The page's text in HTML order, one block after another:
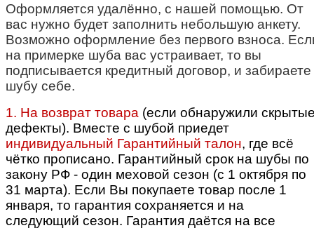
Оформляется удалённо, с нашей помощью. От
вас нужно будет заполнить небольшую анкету.
Возможно оформление без первого взноса.
на примерке шуба вас устраивает, то вы
подписывается кредитный договор, и забираете
шубу себе.
1. На возврат товара (если обнаружили
дефекты). Вместе с шубой приедет
индивидуальный Гарантийный талон, где всё
чётко прописано. Гарантийный срок на шубы по
закону РФ - один меховой сезон (с 1 октября по
31 марта). Если Вы покупаете товар после 1
января, то гарантия сохраняется и на
следующий сезон. Гарантия даётся на все